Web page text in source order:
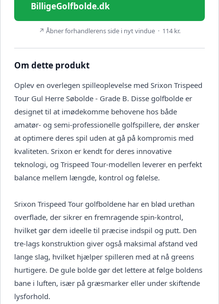
BilligeGolfbolde.dk
↗ Åbner forhandlerens side i nyt vindue · 114 kr.
Om dette produkt
Oplev en overlegen spilleoplevelse med Srixon Trispeed
Tour Gul Herre Søbolde - Grade B. Disse golfbolde er
designet til at imødekomme behovene hos både
amatør- og semi-professionelle golfspillere, der ønsker
at optimere deres spil uden at gå på kompromis med
kvaliteten. Srixon er kendt for deres innovative
teknologi, og Trispeed Tour-modellen leverer en perfekt
balance mellem længde, kontrol og følelse.
Srixon Trispeed Tour golfboldene har en blød urethan
overflade, der sikrer en fremragende spin-kontrol,
hvilket gør dem ideelle til præcise indspil og putt. Den
tre-lags konstruktion giver også maksimal afstand ved
lange slag, hvilket hjælper spilleren med at nå greens
hurtigere. De gule bolde gør det lettere at følge boldens
bane i luften, især på græsmarker eller under skiftende
lysforhold.